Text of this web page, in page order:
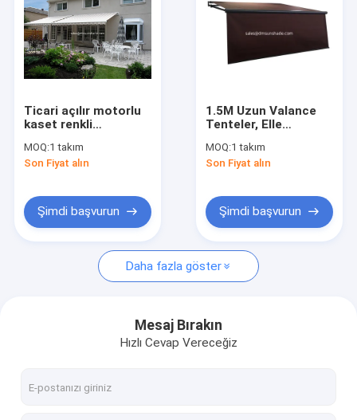
Bizim Hakkımızda
Fabrika turu
Haberler
Bir İndirim İste
Çekilebilir Çatlak Donanımı
Çekici Pencere Çatısı
Çekilebilir Çatı Çatısı
Ticari açılır motorlu
kaset renkli
MOQ:1 takım
Son Fiyat alın
Şimdi başvurun
1.5M Uzun Valance
Tenteler, Elle
teleskopik tente
MOQ:1 takım
Son Fiyat alın
Şimdi başvurun
Daha fazla göster
Mesaj Bırakın
Hızlı Cevap Vereceğiz